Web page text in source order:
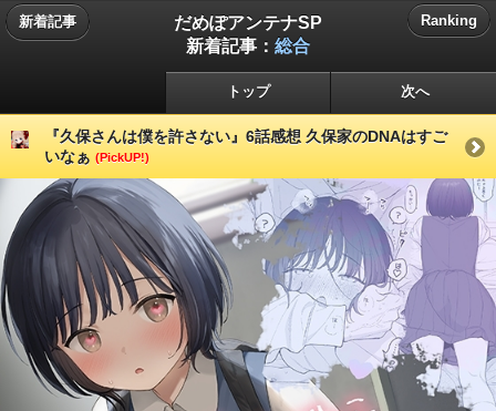
新着記事
だめぽアンテナSP
新着記事： 総合
Ranking
トップ 次へ
『久保さんは僕を許さない』6話感想 久保家のDNAはすご
いなぁ (PickUP!)